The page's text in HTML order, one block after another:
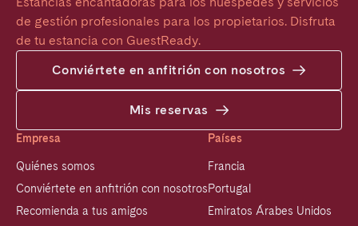
de gestión profesionales para los propietarios. Disfruta
de tu estancia con GuestReady.
Conviértete en anfitrión con nosotros
Mis reservas
Empresa
Quiénes somos
Conviértete en anfitrión con nosotros
Recomienda a tus amigos
Países
Francia
Portugal
Emiratos Árabes Unidos